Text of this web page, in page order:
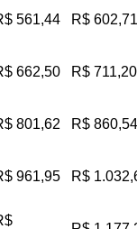
561,44 R$ 602,71
662,50 R$ 711,20
801,62 R$ 860,54
961,95 R$